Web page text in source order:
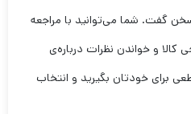
گفت. شما می‌توانید با مراجعه
کالا و خواندن نظرات درباره‌ی
برای خودتان بگیرید و انتخاب